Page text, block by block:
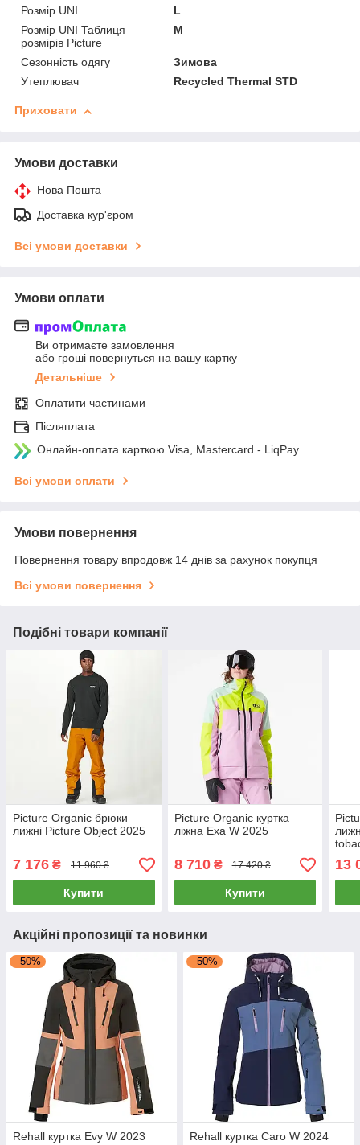
Розмір UNI
L
Розмір UNI Таблиця
розмірів Picture
M
Сезонність одягу
Зимова
Утеплювач
Recycled Thermal STD
Приховати
Умови доставки
Нова Пошта
Доставка кур'єром
Всі умови доставки
Умови оплати
Ви отримаєте замовлення
або гроші повернуться на вашу картку
Детальніше
Оплатити частинами
Післяплата
Онлайн-оплата карткою Visa, Mastercard - LiqPay
Всі умови оплати
Умови повернення
Повернення товару впродовж 14 днів за рахунок покупця
Всі умови повернення
Подібні товари компанії
Picture Organic брюки
лижні Picture Object 2025
7 176 ₴ 11 960 ₴
Купити
Picture Organic куртка
ліжна Exa W 2025
8 710₴ 17 420 ₴
Купити
13
Акційні пропозиції та новинки
–50%
Rehall куртка Evy W 2023
–50%
Rehall куртка Caro W 2024